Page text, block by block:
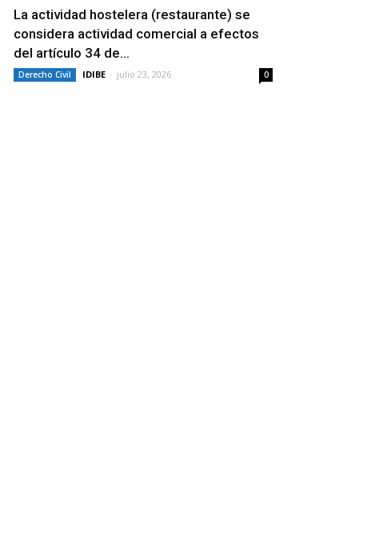
La actividad hostelera (restaurante) se
considera actividad comercial a efectos
del artículo 34 de...
Derecho Civil IDIBE - julio 23, 2026 0